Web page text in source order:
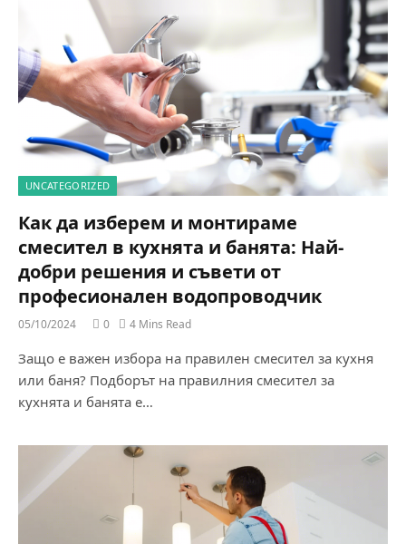
UNCATEGORIZED
Как да изберем и монтираме
смесител в кухнята и банята: Най-
добри решения и съвети от
професионален водопроводчик
05/10/2024 0 4 Mins Read
Защо е важен избора на правилен смесител за кухня
или баня? Подборът на правилния смесител за
кухнята и банята е…